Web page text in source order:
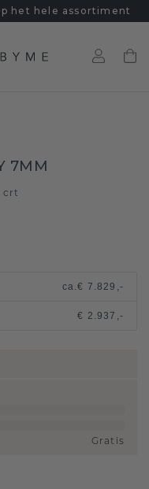
het hele assortiment
7MM
crt
ca.€ 7.829,-
€ 2.937,-
Gratis